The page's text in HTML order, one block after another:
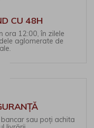
CU 48H
ora 12:00, în zilele
aglomerate de
sau poți achita